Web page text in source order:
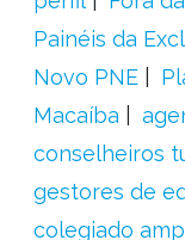
Painéis da
Novo PNE
Macaíba
conselheiros
gestores de
colegiado